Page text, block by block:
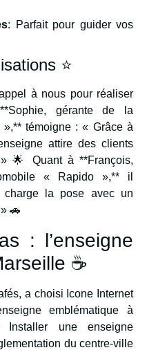
: Parfait pour guider vos
⭐
à nous pour réaliser
gérante de la
témoigne : « Grâce à
attire des clients
🌟 Quant à **François,
« Rapido »,** il
la pose avec un
🚗
: l’enseigne
☕
a choisi Icone Internet
emblématique à
une enseigne
du centre-ville